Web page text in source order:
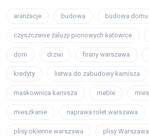
aranżacje budowa budowa domu
czyszczenie żaluzji pionowych katowice
dom drzwi firany warszawa
kredyty listwa do zabudowy karnisza
maskownica karnisza meble
mieszkanie naprawa rolet warszawa
plisy okienne warszawa plisy